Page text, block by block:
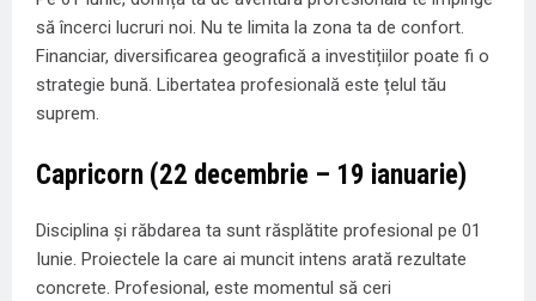
să încerci lucruri noi. Nu te limita la zona ta de confort.
Financiar, diversificarea geografică a investițiilor poate fi o
strategie bună. Libertatea profesională este țelul tău
suprem.
Capricorn (22 decembrie – 19 ianuarie)
Disciplina și răbdarea ta sunt răsplătite profesional pe 01
Iunie. Proiectele la care ai muncit intens arată rezultate
concrete. Profesional, este momentul să ceri